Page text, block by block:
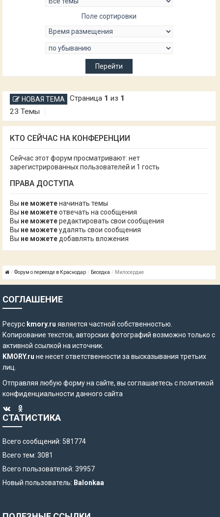
Поле сортировки
НОВАЯ ТЕМА
23 Темы
Страница 1 из 1
КТО СЕЙЧАС НА КОНФЕРЕНЦИИ
Сейчас этот форум просматривают: нет
зарегистрированных пользователей и 1 гость
ПРАВА ДОСТУПА
Вы не можетеначинать темы
Вы не можетеотвечать на сообщения
Вы не можетередактировать свои сообщения
Вы не можетеудалять свои сообщения
Вы не можете добавлять вложения
Форум о переезде в Краснодар Беседка Милосердие
СОГЛАШЕНИЕ
Ресурс kmory.ru является частной собственностью.
Копирование текстов, авторских фотографий возможно только с
активной ссылкой на источник.
KMORY.ru не несет ответственности за высказывания третьих
лиц.
Отправляя любую форму на сайте, вы соглашаетесь сполитикой
конфиденциальности данного сайта
СТАТИСТИКА
Всего сообщений: 581774
Всего тем: 3081
Всего пользователей: 39957
Новый пользователь: Balonkaa